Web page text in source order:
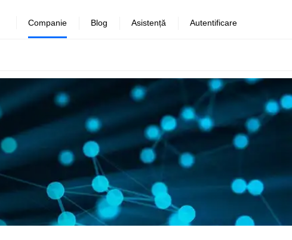
Companie Blog Asistență Autentificare